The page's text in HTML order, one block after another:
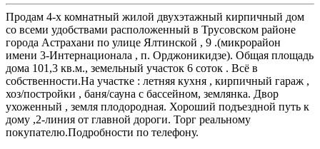
Продам 4-х комнатный жилой двухэтажный кирпичный дом
со всеми удобствами расположенный в Трусовском районе
города Астрахани по улице Ялтинской , 9 .(микрорайон
имени 3-Интернационала , п. Орджоникидзе). Общая площадь
дома 101,3 кв.м., земельный участок 6 соток . Всё в
собственности.На участке : летняя кухня , кирпичный гараж ,
хоз/постройки , баня/сауна с бассейном, землянка. Двор
ухоженный , земля плодородная. Хороший подъездной путь к
дому ,2-линия от главной дороги. Торг реальному
покупателю.Подробности по телефону.